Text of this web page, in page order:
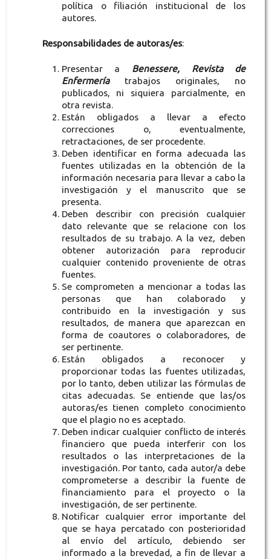
política o filiación institucional de los
autores.
Responsabilidades de autoras/es:
Presentar a Benessere, Revista de
Enfermería trabajos originales, no
publicados, ni siquiera parcialmente, en
otra revista.
Están obligados a llevar a efecto
correcciones o, eventualmente,
retractaciones, de ser procedente.
Deben identificar en forma adecuada las
fuentes utilizadas en la obtención de la
información necesaria para llevar a cabo la
investigación y el manuscrito que se
presenta.
Deben describir con precisión cualquier
dato relevante que se relacione con los
resultados de su trabajo. A la vez, deben
obtener autorización para reproducir
cualquier contenido proveniente de otras
fuentes.
Se comprometen a mencionar a todas las
personas que han colaborado y
contribuido en la investigación y sus
resultados, de manera que aparezcan en
forma de coautores o colaboradores, de
ser pertinente.
Están obligados a reconocer y
proporcionar todas las fuentes utilizadas,
por lo tanto, deben utilizar las fórmulas de
citas adecuadas. Se entiende que las/os
autoras/es tienen completo conocimiento
que el plagio no es aceptado.
Deben indicar cualquier conflicto de interés
financiero que pueda interferir con los
resultados o las interpretaciones de la
investigación. Por tanto, cada autor/a debe
comprometerse a describir la fuente de
financiamiento para el proyecto o la
investigación, de ser pertinente.
Notificar cualquier error importante del
que se haya percatado con posterioridad
al envío del artículo, debiendo ser
informado a la brevedad, a fin de llevar a